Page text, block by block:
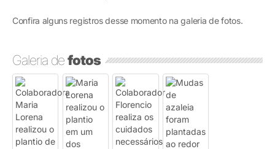
Confira alguns registros desse momento na galeria de fotos.
Galeria defotos